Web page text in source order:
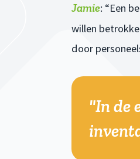
Jamie: “Een
willen
door
"In de